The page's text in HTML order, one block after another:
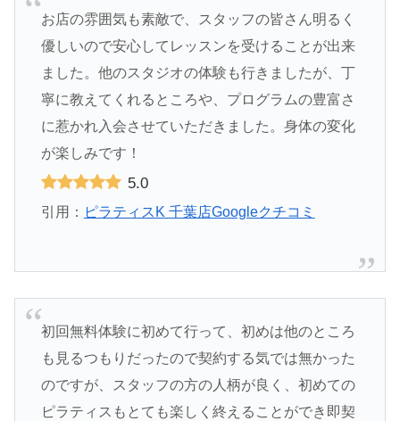
お店の雰囲気も素敵で、スタッフの皆さん明るく
優しいので安心してレッスンを受けることが出来
ました。他のスタジオの体験も行きましたが、丁
寧に教えてくれるところや、プログラムの豊富さ
に惹かれ入会させていただきました。身体の変化
が楽しみです！
5.0
引用： ピラティスK 千葉店Googleクチコミ
初回無料体験に初めて行って、初めは他のところ
も見るつもりだったので契約する気では無かった
のですが、スタッフの方の人柄が良く、初めての
ピラティスもとても楽しく終えることができ即契